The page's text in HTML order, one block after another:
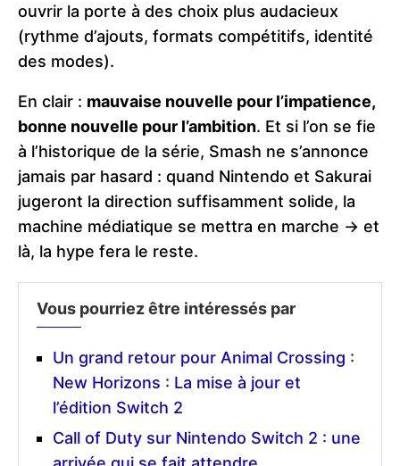
ouvrir la porte à des choix plus audacieux
(rythme d’ajouts, formats compétitifs, identité
des modes).
En clair : mauvaise nouvelle pour l’impatience,
bonne nouvelle pour l’ambition. Et si l’on se fie
à l’historique de la série, Smash ne s’annonce
jamais par hasard : quand Nintendo et Sakurai
jugeront la direction suffisamment solide, la
machine médiatique se mettra en marche -> et
là, la hype fera le reste.
Vous pourriez être intéressés par
Un grand retour pour Animal Crossing :
New Horizons : La mise à jour et
l’édition Switch 2
Call of Duty sur Nintendo Switch 2 : une